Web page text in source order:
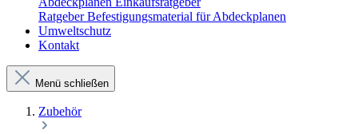
Ratgeber Befestigungsmaterial für Abdeckplanen
Umweltschutz
Kontakt
Menü schließen
Zubehör